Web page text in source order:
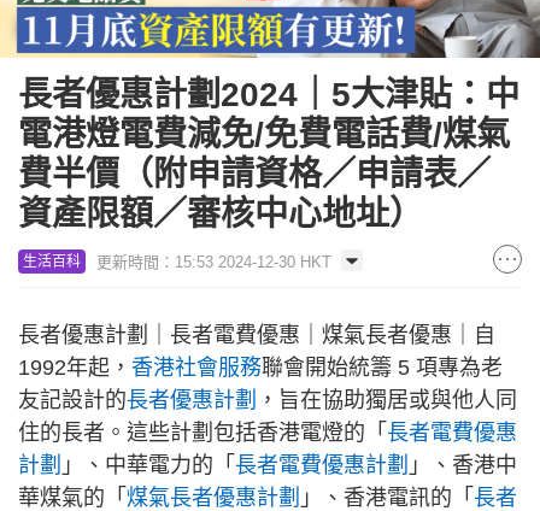
長者優惠計劃2024｜5大津貼：中
電港燈電費減免/免費電話費/煤氣
費半價（附申請資格／申請表／
資產限額／審核中心地址）
生活百科 更新時間：15:53 2024-12-30 HKT
長者優惠計劃｜長者電費優惠｜煤氣長者優惠｜自
1992年起， 香港社會服務聯會開始統籌 5 項專為老
友記設計的長者優惠計劃 ，旨在協助獨居或與他人同
住的長者。這些計劃包括香港電燈的「 長者電費優惠
計劃 」、中華電力的「 長者電費優惠計劃 」、香港中
華煤氣的「 煤氣長者優惠計劃 」、香港電訊的「 長者